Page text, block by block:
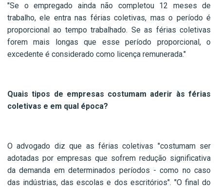
"Se o empregado ainda não completou 12 meses de
trabalho, ele entra nas férias coletivas, mas o período é
proporcional ao tempo trabalhado. Se as férias coletivas
forem mais longas que esse período proporcional, o
excedente é considerado como licença remunerada."
Quais tipos de empresas costumam aderir às férias
coletivas e em qual época?
O advogado diz que as férias coletivas "costumam ser
adotadas por empresas que sofrem redução significativa
da demanda em determinados períodos - como no caso
das indústrias, das escolas e dos escritórios". "O final do